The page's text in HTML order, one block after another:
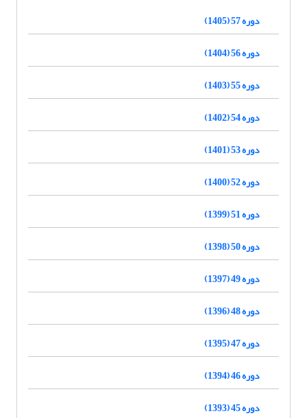
دوره 57 (1405)
دوره 56 (1404)
دوره 55 (1403)
دوره 54 (1402)
دوره 53 (1401)
دوره 52 (1400)
دوره 51 (1399)
دوره 50 (1398)
دوره 49 (1397)
دوره 48 (1396)
دوره 47 (1395)
دوره 46 (1394)
دوره 45 (1393)